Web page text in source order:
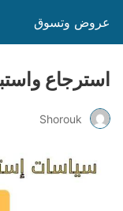
عروض وتسوق
استرجاع
Shorouk